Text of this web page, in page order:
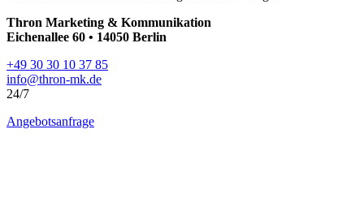
Thron Marketing & Kommunikation
Eichenallee 60 • 14050 Berlin
+49 30 30 10 37 85
info@thron-mk.de
24/7
Angebotsanfrage